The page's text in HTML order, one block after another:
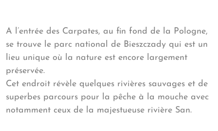
A l’entrée des Carpates, au fin fond de la Pologne,
se trouve le parc national de Bieszczady qui est un
lieu unique où la nature est encore largement
préservée.
Cet endroit révèle quelques rivières sauvages et de
superbes parcours pour la pêche à la mouche avec
notamment ceux de la majestueuse rivière San.